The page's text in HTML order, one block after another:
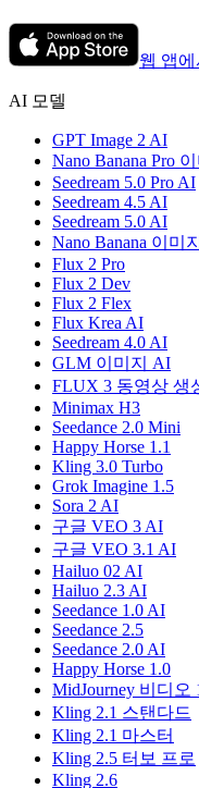
웹 앱에
AI 모델
GPT Image 2 AI
Nano Banana Pro
Seedream 5.0 Pro AI
Seedream 4.5 AI
Seedream 5.0 AI
Nano Banana 이미
Flux 2 Pro
Flux 2 Dev
Flux 2 Flex
Flux Krea AI
Seedream 4.0 AI
GLM 이미지 AI
FLUX 3 동영상 생
Minimax H3
Seedance 2.0 Mini
Happy Horse 1.1
Kling 3.0 Turbo
Grok Imagine 1.5
Sora 2 AI
구글 VEO 3 AI
구글 VEO 3.1 AI
Hailuo 02 AI
Hailuo 2.3 AI
Seedance 1.0 AI
Seedance 2.5
Seedance 2.0 AI
Happy Horse 1.0
MidJourney 비디오
Kling 2.1 스탠다드
Kling 2.1 마스터
Kling 2.5 터보 프로
Kling 2.6